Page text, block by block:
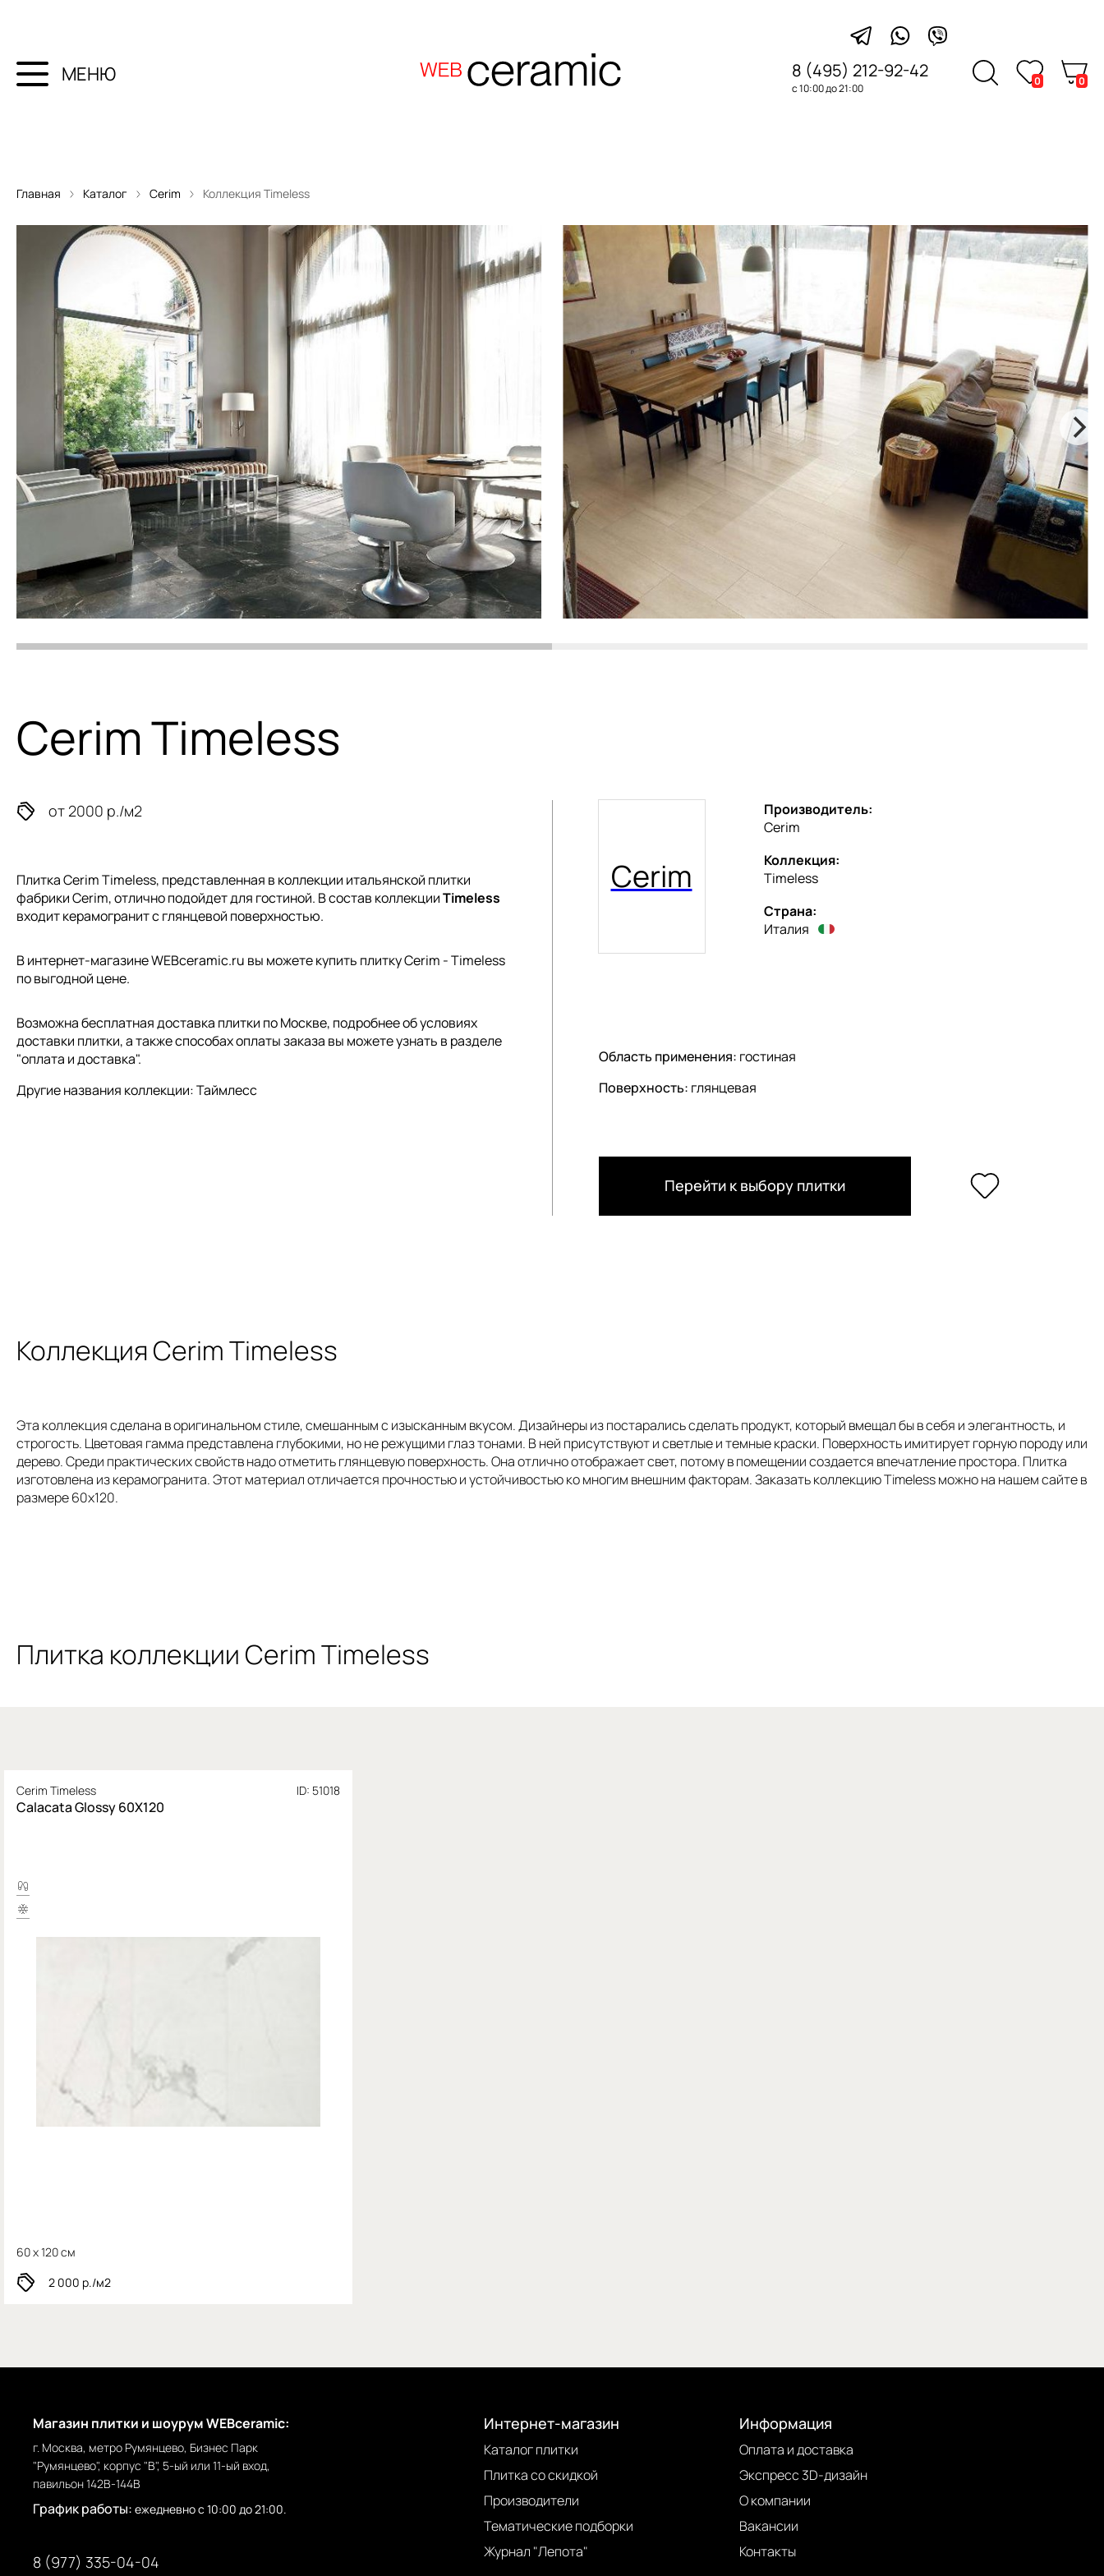
МЕНЮ 8 (495) 212-92-42
с 10:00 до 21:00
0 0
Главная Каталог Cerim Коллекция Timeless
Cerim Timeless
от 2000 р./м2
Плитка Cerim Timeless, представленная в коллекции итальянской плитки
фабрики Cerim, отлично подойдет для гостиной. В состав коллекцииTimeless
входит керамогранит с глянцевой поверхностью.
В интернет-магазине WEBceramic.ru вы можете купить плитку Cerim - Timeless
по выгодной цене.
Возможна бесплатная доставка плитки по Москве, подробнее об условиях
доставки плитки, а также способах оплаты заказа вы можете узнать в разделе
"оплата и доставка".
Другие названия коллекции: Таймлесс
Cerim
Производитель:
Cerim
Коллекция:
Timeless
Страна:
Италия
Область применения: гостиная
Поверхность: глянцевая
Перейти к выбору плитки
Коллекция Cerim Timeless
Эта коллекция сделана в оригинальном стиле, смешанным с изысканным вкусом. Дизайнеры из постарались сделать продукт, который вмещал бы в себя и элегантность, и
строгость. Цветовая гамма представлена глубокими, но не режущими глаз тонами. В ней присутствуют и светлые и темные краски. Поверхность имитирует горную породу или
дерево. Среди практических свойств надо отметить глянцевую поверхность. Она отлично отображает свет, потому в помещении создается впечатление простора. Плитка
изготовлена из керамогранита. Этот материал отличается прочностью и устойчивостью ко многим внешним факторам. Заказать коллекцию Timeless можно на нашем сайте в
размере 60х120.
Плитка коллекции Cerim Timeless
Cerim Timeless ID: 51018
Calacata Glossy 60X120
60 x 120 см
2 000 р./м2
Магазин плитки и шоурум WEBceramic:
г. Москва, метро Румянцево, Бизнес Парк
"Румянцево", корпус "В", 5-ый или 11-ый вход,
павильон 142В-144В
График работы: ежедневно с 10:00 до 21:00.
8 (977) 335-04-04
Интернет-магазин
Каталог плитки
Плитка со скидкой
Производители
Тематические подборки
Журнал "Лепота"
Информация
Оплата и доставка
Экспресс 3D-дизайн
О компании
Вакансии
Контакты